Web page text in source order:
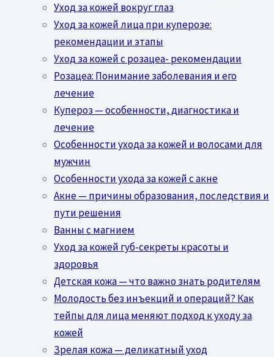
Уход за кожей вокруг глаз
Уход за кожей лица при куперозе:
рекомендации и этапы
Уход за кожей с розацеа- рекомендации
Розацеа: Понимание заболевания и его
лечение
Купероз — особенности, диагностика и
лечение
Особенности ухода за кожей и волосами для
мужчин
Особенности ухода за кожей с акне
Акне — причины образования, последствия и
пути решения
Ванны с магнием
Уход за кожей губ-секреты красоты и
здоровья
Детская кожа — что важно знать родителям
Молодость без инъекций и операций? Как
тейпы для лица меняют подход к уходу за
кожей
Зрелая кожа — деликатный уход